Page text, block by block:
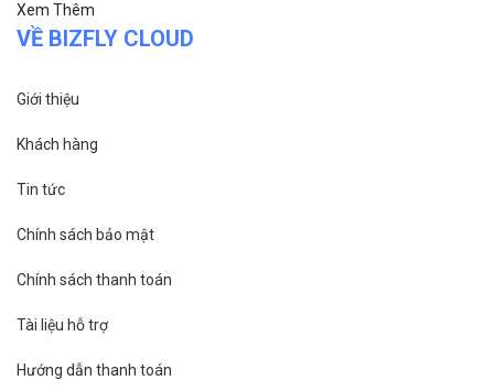
Xem Thêm
VỀ BIZFLY CLOUD
Giới thiệu
Khách hàng
Tin tức
Chính sách bảo mật
Chính sách thanh toán
Tài liệu hỗ trợ
Hướng dẫn thanh toán